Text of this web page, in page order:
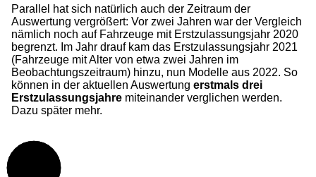
Parallel hat sich natürlich auch der Zeitraum der
Auswertung vergrößert: Vor zwei Jahren war der Vergleich
nämlich noch auf Fahrzeuge mit Erstzulassungsjahr 2020
begrenzt. Im Jahr drauf kam das Erstzulassungsjahr 2021
(Fahrzeuge mit Alter von etwa zwei Jahren im
Beobachtungszeitraum) hinzu, nun Modelle aus 2022. So
können in der aktuellen Auswertung erstmals drei
Erstzulassungsjahre miteinander verglichen werden.
Dazu später mehr.